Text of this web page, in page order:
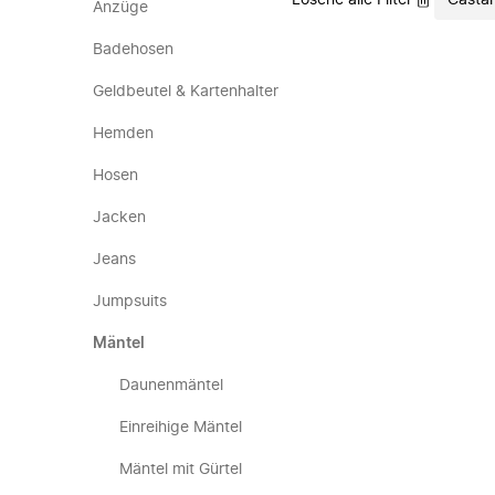
Anzüge
Badehosen
Geldbeutel & Kartenhalter
Hemden
Hosen
Jacken
Jeans
Jumpsuits
Mäntel
Daunenmäntel
Einreihige Mäntel
Mäntel mit Gürtel